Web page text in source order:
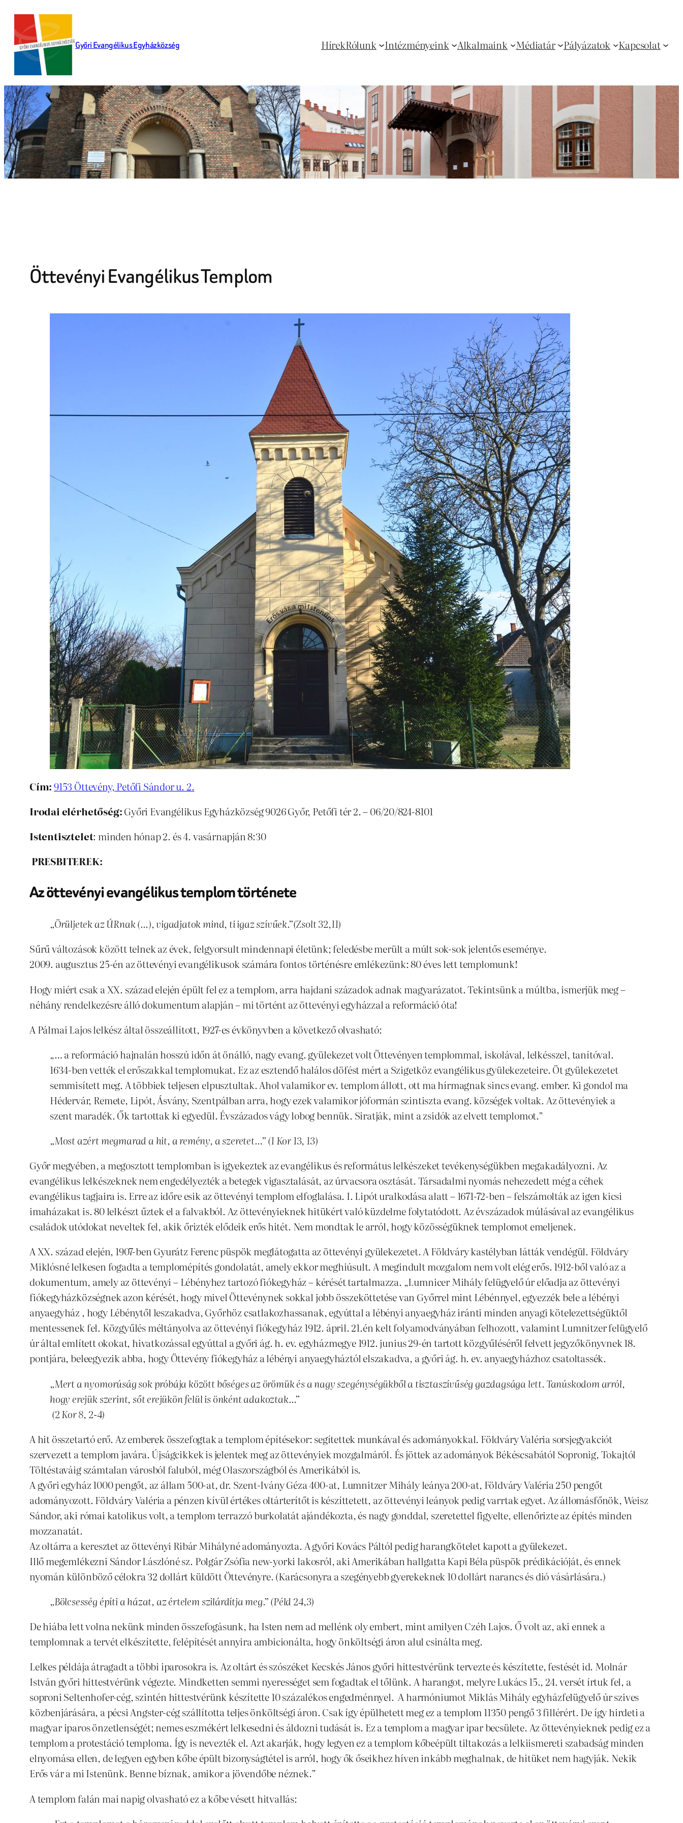
Ugrás
tartalomhoz
Győri Evangélikus Egyházközség HírekRólunk Intézményeink Alkalmaink Médiatár Pályázatok Kapcsolat
Öttevényi Evangélikus Templom
Cím:9153 Öttevény, Petőfi Sándor u. 2.
Irodai elérhetőség:Győri Evangélikus Egyházközség 9026 Győr, Petőfi tér 2. – 06/20/824-8101
Istentisztelet: minden hónap 2. és 4. vasárnapján 8:30
PRESBITEREK:
Az öttevényi evangélikus templom története
„Örüljetek az ÚRnak (…), vigadjatok mind, ti igaz szívűek.”(Zsolt 32,11)
Sűrű változások között telnek az évek, felgyorsult mindennapi életünk; feledésbe merült a múlt sok-sok jelentős eseménye.
2009. augusztus 25-én az öttevényi evangélikusok számára fontos történésre emlékezünk: 80 éves lett templomunk!
Hogy miért csak a XX. század elején épült fel ez a templom, arra hajdani századok adnak magyarázatot. Tekintsünk a múltba, ismerjük meg –
néhány rendelkezésre álló dokumentum alapján – mi történt az öttevényi egyházzal a reformáció óta!
A Pálmai Lajos lelkész által összeállított, 1927-es évkönyvben a következő olvasható:
„… a reformáció hajnalán hosszú időn át önálló, nagy evang. gyülekezet volt Öttevényen templommal, iskolával, lelkésszel, tanítóval.
1634-ben vették el erőszakkal templomukat. Ez az esztendő halálos döfést mért a Szigetköz evangélikus gyülekezeteire. Öt gyülekezetet
semmisített meg. A többiek teljesen elpusztultak. Ahol valamikor ev. templom állott, ott ma hírmagnak sincs evang. ember. Ki gondol ma
Hédervár, Remete, Lipót, Ásvány, Szentpálban arra, hogy ezek valamikor jóformán szintiszta evang. községek voltak. Az öttevényiek a
szent maradék. Ők tartottak ki egyedül. Évszázados vágy lobog bennük. Siratják, mint a zsidók az elvett templomot.”
„Most azért megmarad a hit, a remény, a szeretet…” (1 Kor 13, 13)
Győr megyében, a megosztott templomban is igyekeztek az evangélikus és református lelkészeket tevékenységükben megakadályozni. Az
evangélikus lelkészeknek nem engedélyezték a betegek vigasztalását, az úrvacsora osztását. Társadalmi nyomás nehezedett még a céhek
evangélikus tagjaira is. Erre az időre esik az öttevényi templom elfoglalása. I. Lipót uralkodása alatt – 1671-72-ben – felszámolták az igen kicsi
imaházakat is. 80 lelkészt űztek el a falvakból. Az öttevényieknek hitükért való küzdelme folytatódott. Az évszázadok múlásával az evangélikus
családok utódokat neveltek fel, akik őrizték elődeik erős hitét. Nem mondtak le arról, hogy közösségüknek templomot emeljenek.
A XX. század elején, 1907-ben Gyurátz Ferenc püspök meglátogatta az öttevényi gyülekezetet. A Földváry kastélyban látták vendégül. Földváry
Miklósné lelkesen fogadta a templomépítés gondolatát, amely ekkor meghiúsult. A megindult mozgalom nem volt elég erős. 1912-ből való az a
dokumentum, amely az öttevényi – Lébényhez tartozó fiókegyház – kérését tartalmazza. „Lumnicer Mihály felügyelő úr előadja az öttevényi
fiókegyházközségnek azon kérését, hogy mivel Öttevénynek sokkal jobb összeköttetése van Győrrel mint Lébénnyel, egyezzék bele a lébényi
anyaegyház , hogy Lébénytől leszakadva, Győrhöz csatlakozhassanak, egyúttal a lébényi anyaegyház iránti minden anyagi kötelezettségüktől
mentessenek fel. Közgyűlés méltányolva az öttevényi fiókegyház 1912. ápril. 21.én kelt folyamodványában felhozott, valamint Lumnitzer felügyelő
úr által említett okokat, hivatkozással egyúttal a győri ág. h. ev. egyházmegye 1912. junius 29-én tartott közgyűléséről felvett jegyzőkönyvnek 18.
pontjára, beleegyezik abba, hogy Öttevény fiókegyház a lébényi anyaegyháztól elszakadva, a győri ág. h. ev. anyaegyházhoz csatoltassék.
„Mert a nyomorúság sok próbája között bőséges az örömük és a nagy szegénységükből a tisztaszívűség gazdagsága lett. Tanúskodom arról,
hogy erejük szerint, sőt erejükön felül is önként adakoztak…”
(2 Kor 8, 2-4)
A hit összetartó erő. Az emberek összefogtak a templom építésekor: segítettek munkával és adományokkal. Földváry Valéria sorsjegyakciót
szervezett a templom javára. Újságcikkek is jelentek meg az öttevényiek mozgalmáról. És jöttek az adományok Békéscsabától Sopronig, Tokajtól
Töltéstaváig számtalan városból faluból, még Olaszországból és Amerikából is.
A győri egyház 1000 pengőt, az állam 500-at, dr. Szent-Ivány Géza 400-at, Lumnitzer Mihály leánya 200-at, Földváry Valéria 250 pengőt
adományozott. Földváry Valéria a pénzen kívül értékes oltárterítőt is készíttetett, az öttevényi leányok pedig varrtak egyet. Az állomásfőnök, Weisz
Sándor, aki római katolikus volt, a templom terrazzó burkolatát ajándékozta, és nagy gonddal, szeretettel figyelte, ellenőrizte az építés minden
mozzanatát.
Az oltárra a keresztet az öttevényi Ribár Mihályné adományozta. A győri Kovács Páltól pedig harangkötelet kapott a gyülekezet.
Illő megemlékezni Sándor Lászlóné sz. Polgár Zsófia new-yorki lakosról, aki Amerikában hallgatta Kapi Béla püspök prédikációját, és ennek
nyomán különböző célokra 32 dollárt küldött Öttevényre. (Karácsonyra a szegényebb gyerekeknek 10 dollárt narancs és dió vásárlására.)
„Bölcsesség építi a házat, az értelem szilárdítja meg.” (Péld 24,3)
De hiába lett volna nekünk minden összefogásunk, ha Isten nem ad mellénk oly embert, mint amilyen Czéh Lajos. Ő volt az, aki ennek a
templomnak a tervét elkészítette, felépítését annyira ambicionálta, hogy önköltségi áron alul csinálta meg.
Lelkes példája átragadt a többi iparosokra is. Az oltárt és szószéket Kecskés János győri hittestvérünk tervezte és készítette, festését id. Molnár
István győri hittestvérünk végezte. Mindketten semmi nyerességet sem fogadtak el tőlünk. A harangot, melyre Lukács 15., 24. versét írtuk fel, a
soproni Seltenhofer-cég, szintén hittestvérünk készítette 10 százalékos engedménnyel. A harmóniumot Miklás Mihály egyházfelügyelő úr szives
közbenjárására, a pécsi Angster-cég szállította teljes önköltségi áron. Csak így épülhetett meg ez a templom 11350 pengő 3 fillérért. De így hirdeti a
magyar iparos önzetlenségét; nemes eszmékért lelkesedni és áldozni tudását is. Ez a templom a magyar ipar becsülete. Az öttevényieknek pedig ez a
templom a protestáció temploma. Így is nevezték el. Azt akarják, hogy legyen ez a templom kőbeépült tiltakozás a lelkiismereti szabadság minden
elnyomása ellen, de legyen egyben kőbe épült bizonyságtétel is arról, hogy ők őseikhez híven inkább meghalnak, de hitüket nem hagyják. Nekik
Erős vár a mi Istenünk. Benne bíznak, amikor a jövendőbe néznek.”
A templom falán mai napig olvasható ez a kőbe vésett hitvallás: